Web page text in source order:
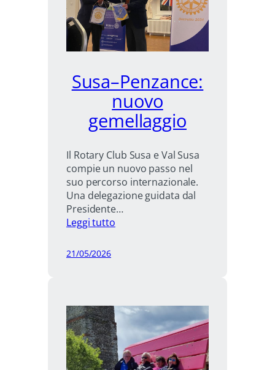
Susa–Penzance:
nuovo
gemellaggio
Il Rotary Club Susa e Val Susa
compie un nuovo passo nel
suo percorso internazionale.
Una delegazione guidata dal
Presidente…
Leggi tutto:
21/05/2026